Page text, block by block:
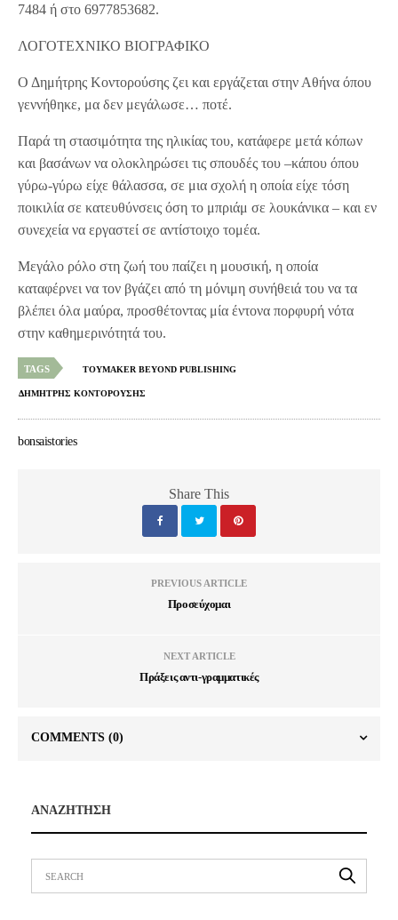
7484 ή στο 6977853682.
ΛΟΓΟΤΕΧΝΙΚΟ ΒΙΟΓΡΑΦΙΚΟ
Ο Δημήτρης Κοντορούσης ζει και εργάζεται στην Αθήνα όπου
γεννήθηκε, μα δεν μεγάλωσε… ποτέ.
Παρά τη στασιμότητα της ηλικίας του, κατάφερε μετά κόπων
και βασάνων να ολοκληρώσει τις σπουδές του –κάπου όπου
γύρω-γύρω είχε θάλασσα, σε μια σχολή η οποία είχε τόση
ποικιλία σε κατευθύνσεις όση το μπριάμ σε λουκάνικα – και εν
συνεχεία να εργαστεί σε αντίστοιχο τομέα.
Μεγάλο ρόλο στη ζωή του παίζει η μουσική, η οποία
καταφέρνει να τον βγάζει από τη μόνιμη συνήθειά του να τα
βλέπει όλα μαύρα, προσθέτοντας μία έντονα πορφυρή νότα
στην καθημερινότητά του.
TAGS TOYMAKER BEYOND PUBLISHING
ΔΗΜΗΤΡΗΣ ΚΟΝΤΟΡΟΥΣΗΣ
bonsaistories
Share This
PREVIOUS ARTICLE
Προσεύχομαι
NEXT ARTICLE
Πράξεις αντι-γραμματικές
COMMENTS (0)
ΑΝΑΖΗΤΗΣΗ